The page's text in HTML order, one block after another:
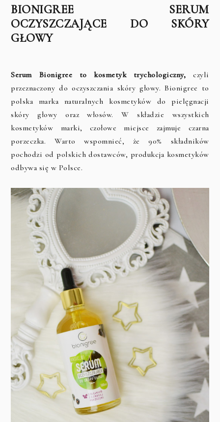
BIONIGREE SERUM
OCZYSZCZAJĄCE DO SKÓRY
GŁOWY
Serum Bionigree to kosmetyk trychologiczny, czyli
przeznaczony do oczyszczania skóry głowy. Bionigree to
polska marka naturalnych kosmetyków do pielęgnacji
skóry głowy oraz włosów. W składzie wszystkich
kosmetyków marki, czołowe miejsce zajmuje czarna
porzeczka. Warto wspomnieć, że 90% składników
pochodzi od polskich dostawców, produkcja kosmetyków
odbywa się w Polsce.